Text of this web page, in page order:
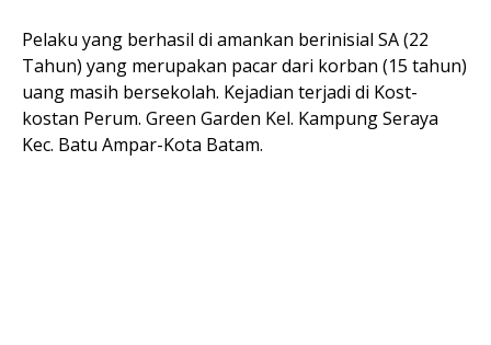
Pelaku yang berhasil di amankan berinisial SA (22
Tahun) yang merupakan pacar dari korban (15 tahun)
uang masih bersekolah. Kejadian terjadi di Kost-
kostan Perum. Green Garden Kel. Kampung Seraya
Kec. Batu Ampar-Kota Batam.